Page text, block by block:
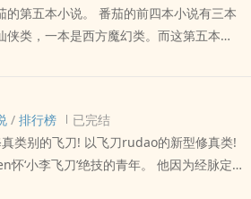
的第五本小说。 番茄的前四本小说有三本
侠类，一本是西方魔幻类。而这第五本小
/ 排行榜
已完结
类别的飞刀! 以飞刀rudao的新型修真类!
怀‘小李飞刀’绝技的青年。 他因为经脉定